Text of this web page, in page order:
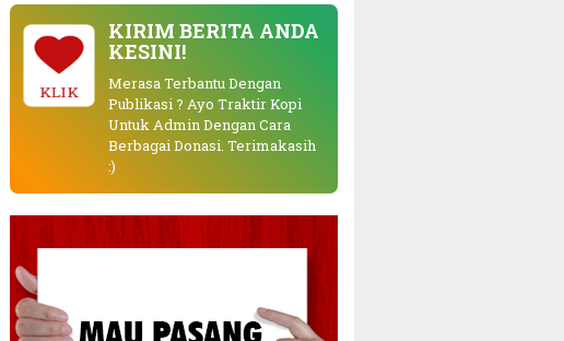
KLIK
KIRIM BERITA ANDA
KESINI!
Merasa Terbantu Dengan
Publikasi ? Ayo Traktir Kopi
Untuk Admin Dengan Cara
Berbagai Donasi. Terimakasih
:)